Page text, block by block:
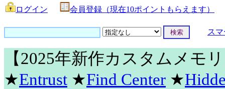
ログイン 会員登録（現在10ポイントもらえます）
ス
【2025年新作カスタムメモ
★Entrust ★Find Center ★